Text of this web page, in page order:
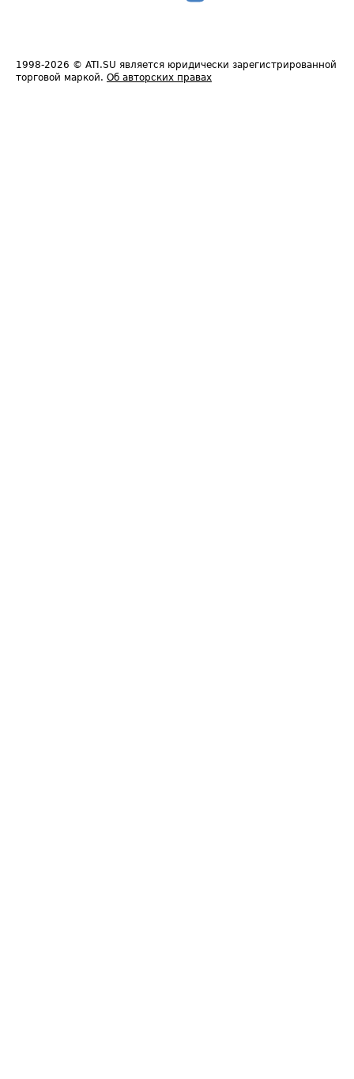
1998-2026 © ATI.SU является юридически зарегистрированной
торговой маркой. Об авторских правах